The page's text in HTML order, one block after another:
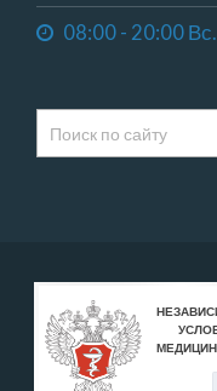
08:00 - 20:00 Вс.